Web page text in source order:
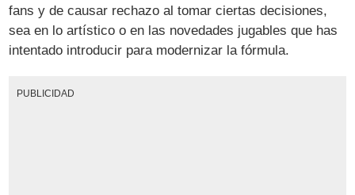
fans y de causar rechazo al tomar ciertas decisiones,
sea en lo artístico o en las novedades jugables que has
intentado introducir para modernizar la fórmula.
PUBLICIDAD